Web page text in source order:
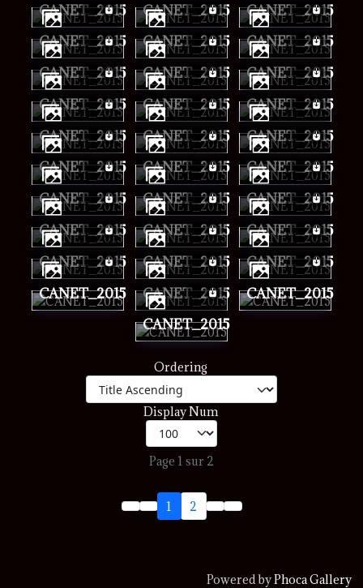
CANET_2015
CANET_2015
CANET_2015
CANET_2015
CANET_2015
CANET_2015
CANET_2015
CANET_2015
CANET_2015
CANET_2015
CANET_2015
CANET_2015
CANET_2015
CANET_2015
CANET_2015
CANET_2015
CANET_2015
CANET_2015
CANET_2015
CANET_2015
CANET_2015
CANET_2015
CANET_2015
CANET_2015
CANET_2015
CANET_2015
CANET_2015
CANET_2015
CANET_2015
CANET_2015
CANET_2015
Ordering
Display Num
Page 1 sur 2
1 2
Powered byPhoca Gallery